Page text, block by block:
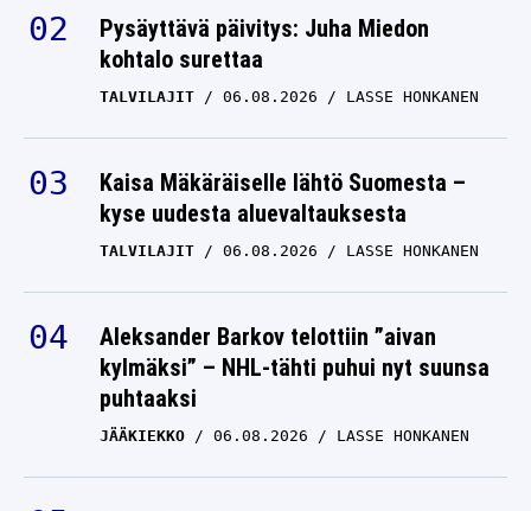
Pysäyttävä päivitys: Juha Miedon
kohtalo surettaa
TALVILAJIT 06.08.2026 LASSE HONKANEN
Kaisa Mäkäräiselle lähtö Suomesta –
kyse uudesta aluevaltauksesta
TALVILAJIT 06.08.2026 LASSE HONKANEN
Aleksander Barkov telottiin ”aivan
kylmäksi” – NHL-tähti puhui nyt suunsa
puhtaaksi
JÄÄKIEKKO 06.08.2026 LASSE HONKANEN